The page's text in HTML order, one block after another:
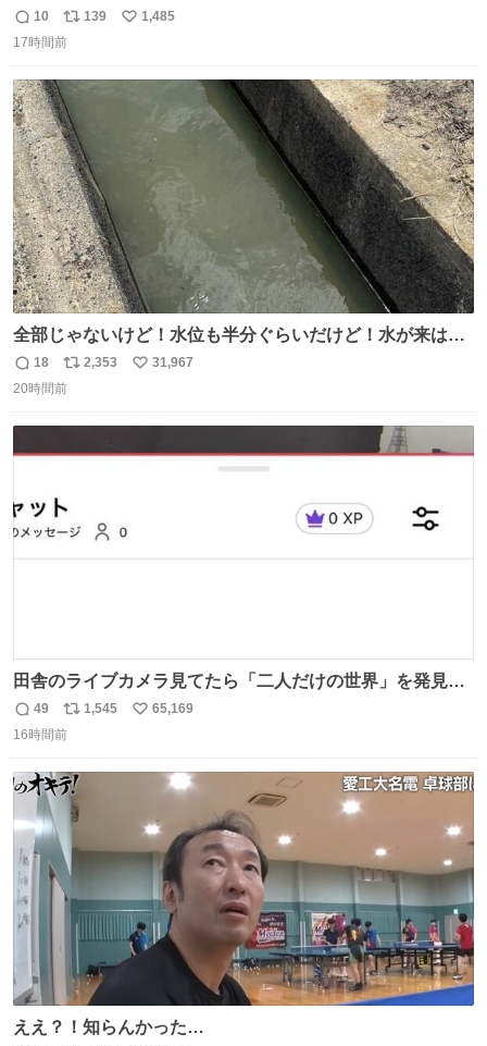
問題はこっちでは？ ・都内の特定企業に入るのを極度に推
奨し，それ以外の地域で堅実に生きるのを周縁化する ・恋
化する ・院生が研究環境を求め他大学に移るのを批判する
過去例↓
返
信
10
リ
ポ
ト
数
139
い
1,485
17時間前
全部じゃないけど！水位も半分ぐらいだけど！水が来はじ
めたよ！！！ 作業してくれた方々ありがとーーー
ー！！！！！！！！！！！！！！！！！！！！！！！！！
返
信
18
リ
ポ
2,353
い
31,967
20時間前
田舎のライブカメラ見てたら「二人だけの世界」を発見し
た
返
信
49
リ
ポ
ト
数
1,545
い
65,169
16時間前
ええ？！知らんかった…